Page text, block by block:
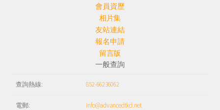
會員資歷
相片集
友站連結
報名申請
留言版
一般查詢
查詢熱線: 852-66236062
電郵: info@advancedtkd.net